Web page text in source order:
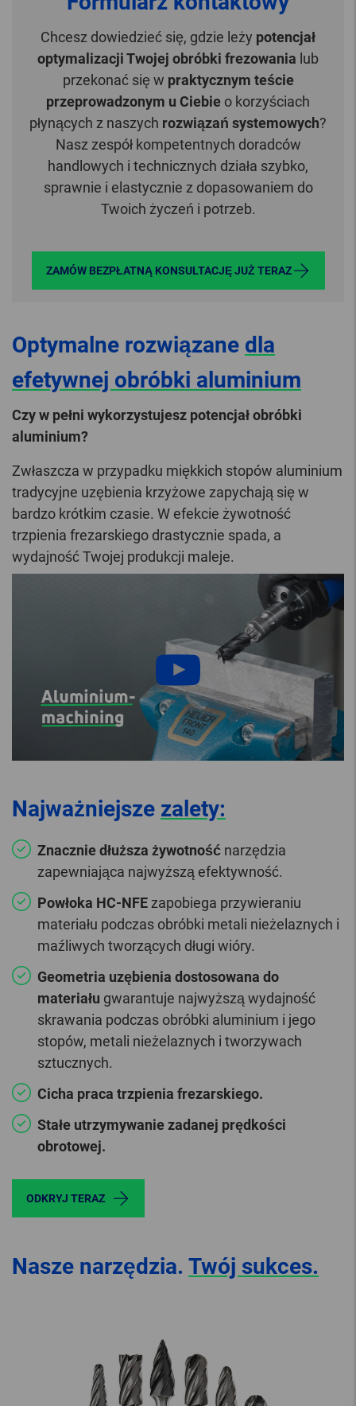
Chcesz dowiedzieć się, gdzie leży potencjał
optymalizacji Twojej obróbki frezowania lub
przekonać się w praktycznym teście
przeprowadzonym u Ciebie o korzyściach
płynących z naszych rozwiązań systemowych?
Nasz zespół kompetentnych doradców
handlowych i technicznych działa szybko,
sprawnie i elastycznie z dopasowaniem do
Twoich życzeń i potrzeb.
ZAMÓW BEZPŁATNĄ KONSULTACJĘ JUŻ TERAZ
Optymalne rozwiązane dla
efetywnej obróbki aluminium
Czy w pełni wykorzystujesz potencjał obróbki
aluminium?
Zwłaszcza w przypadku miękkich stopów aluminium
tradycyjne uzębienia krzyżowe zapychają się w
bardzo krótkim czasie. W efekcie żywotność
trzpienia frezarskiego drastycznie spada, a
wydajność Twojej produkcji maleje.
Najważniejsze zalety:
Znacznie dłuższa żywotność narzędzia
zapewniająca najwyższą efektywność.
Powłoka HC-NFE zapobiega przywieraniu
materiału podczas obróbki metali nieżelaznych i
maźliwych tworzących długi wióry.
Geometria uzębienia dostosowana do
materiału gwarantuje najwyższą wydajność
skrawania podczas obróbki aluminium i jego
stopów, metali nieżelaznych i tworzywach
sztucznych.
Cicha praca trzpienia frezarskiego.
Stałe utrzymywanie zadanej prędkości
obrotowej.
ODKRYJ TERAZ
Nasze narzędzia. Twój sukces.